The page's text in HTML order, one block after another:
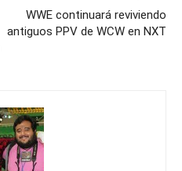
WWE continuará reviviendo
antiguos PPV de WCW en NXT